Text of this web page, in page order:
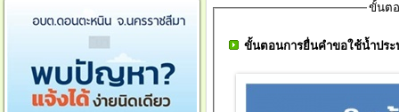
ขั้นต
ขั้นตอนการยื่นคำขอใช้น้ำประ